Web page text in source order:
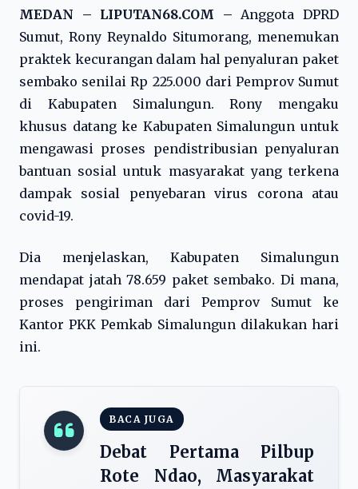
MEDAN – LIPUTAN68.COM –Anggota DPRD
Sumut, Rony Reynaldo Situmorang, menemukan
praktek kecurangan dalam hal penyaluran paket
sembako senilai Rp 225.000 dari Pemprov Sumut
di Kabupaten Simalungun. Rony mengaku
khusus datang ke Kabupaten Simalungun untuk
mengawasi proses pendistribusian penyaluran
bantuan sosial untuk masyarakat yang terkena
dampak sosial penyebaran virus corona atau
covid-19.
Dia menjelaskan, Kabupaten Simalungun
mendapat jatah 78.659 paket sembako. Di mana,
proses pengiriman dari Pemprov Sumut ke
Kantor PKK Pemkab Simalungun dilakukan hari
ini.
BACA JUGA
Debat Pertama Pilbup
Rote Ndao, Masyarakat